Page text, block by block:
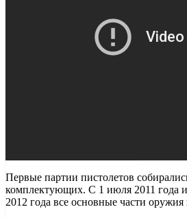
Первые партии пистолетов
комплектующих. С 1 июля 2011 года
2012 года все основные части